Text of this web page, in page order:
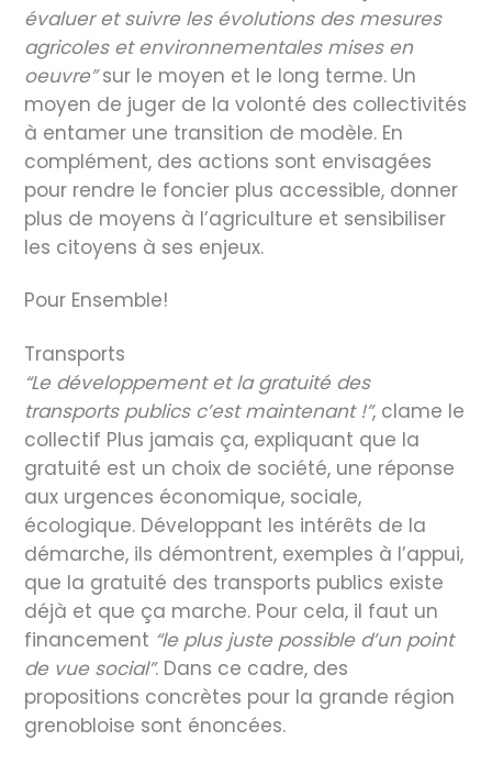
évaluer et suivre les évolutions des mesures
agricoles et environnementales mises en
oeuvre”sur le moyen et le long terme. Un
moyen de juger de la volonté des collectivités
à entamer une transition de modèle. En
complément, des actions sont envisagées
pour rendre le foncier plus accessible, donner
plus de moyens à l’agriculture et sensibiliser
les citoyens à ses enjeux.
Pour Ensemble!
Transports
“Le développement et la gratuité des
transports publics c’est maintenant !”, clame le
collectif Plus jamais ça, expliquant que la
gratuité est un choix de société, une réponse
aux urgences économique, sociale,
écologique. Développant les intérêts de la
démarche, ils démontrent, exemples à l’appui,
que la gratuité des transports publics existe
déjà et que ça marche. Pour cela, il faut un
financement “le plus juste possible d’un point
de vue social”. Dans ce cadre, des
propositions concrètes pour la grande région
grenobloise sont énoncées.